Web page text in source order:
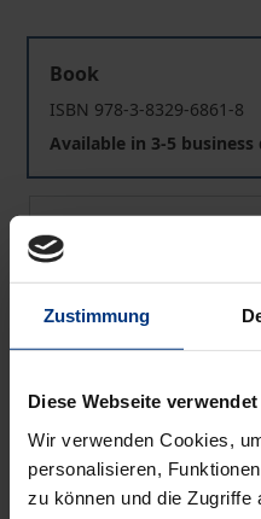
Zustimmung
Diese Webseite
Wir verwenden Cookies,
personalisieren,
zu können und die Zugriffe
Book
ISBN 978-3-8329-6861-8
Available in 3-5 business
Wahlrecht und Strafe
eBook
ISBN 978-3-8452-3420-5
may vary at checkout.